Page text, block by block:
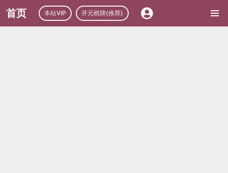
首页 本站VIP 开元棋牌(推荐)